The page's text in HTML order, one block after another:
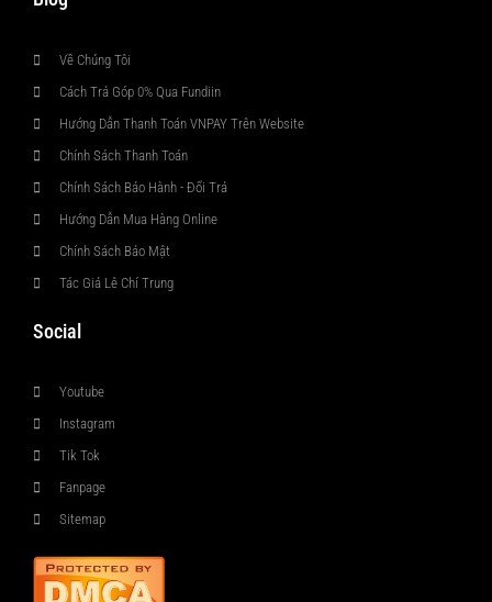
Về Chúng Tôi
Cách Trả Góp 0% Qua Fundiin
Hướng Dẫn Thanh Toán VNPAY Trên Website
Chính Sách Thanh Toán
Chính Sách Bảo Hành - Đổi Trả
Hướng Dẫn Mua Hàng Online
Chính Sách Bảo Mật
Tác Giả Lê Chí Trung
Social
Youtube
Instagram
Tik Tok
Fanpage
Sitemap